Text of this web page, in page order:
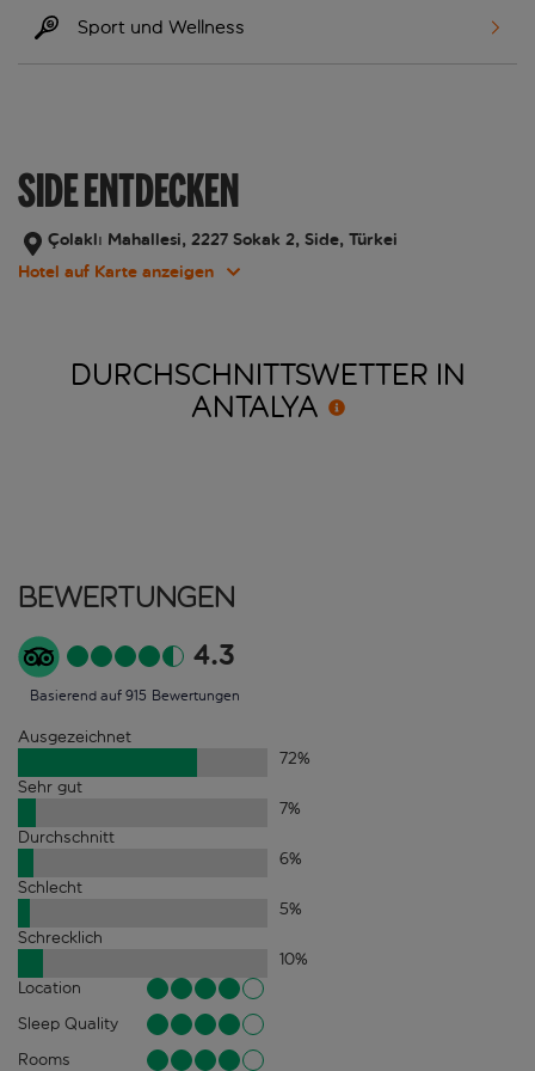
Sport und Wellness
SIDE ENTDECKEN
Çolaklı Mahallesi, 2227 Sokak 2, Side, Türkei
Hotel auf Karte anzeigen
DURCHSCHNITTSWETTER IN
ANTALYA
Bewertungen
4.3
Basierend auf 915 Bewertungen
Ausgezeichnet
72%
Sehr gut
7%
Durchschnitt
6%
Schlecht
5%
Schrecklich
10%
Location
Sleep Quality
Rooms